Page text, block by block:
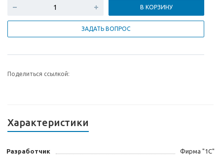
В КОРЗИНУ
ЗАДАТЬ ВОПРОС
Поделиться ссылкой:
Характеристики
Разработчик Фирма "1С"